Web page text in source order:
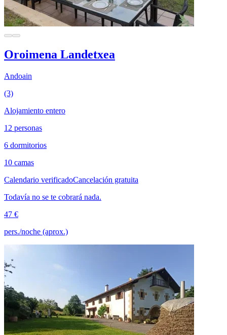
Oroimena Landetxea
Andoain
(3)
Alojamiento entero
12 personas
6 dormitorios
10 camas
Calendario verificadoCancelación gratuita
Todavía no se te cobrará nada.
47 €
pers./noche (aprox.)